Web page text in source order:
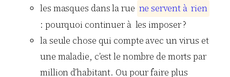
les masques dans la rue ne servent à rien
: pourquoi continuer à les imposer ?
la seule chose qui compte avec un virus et
une maladie, c’est le nombre de morts par
million d’habitant. Ou pour faire plus